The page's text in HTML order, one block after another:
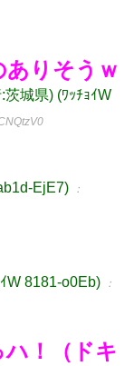
りそうｗ
城県) (ﾜｯﾁｮｲW
EjE7) ：
W 8181-o0Eb) ：
！（ドキ